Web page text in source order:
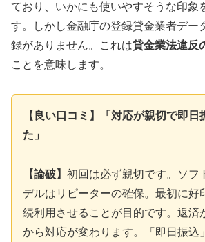
ており、いかにも使いやすそうな印象
す。しかし金融庁の登録貸金業者デー
録がありません。これは貸金業法違反
ことを意味します。
【良い口コミ】「対応が親切で即日
た」
【論破】 初回は必ず親切です。ソフ
デルはリピーターの確保。最初に好
続利用させることが目的です。返済
から対応が変わります。「即日振込